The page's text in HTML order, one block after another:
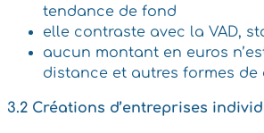
tendance de fond
elle contraste avec la VAD,
aucun montant en euros
distance et autres formes de
3.2 Créations d’entreprises